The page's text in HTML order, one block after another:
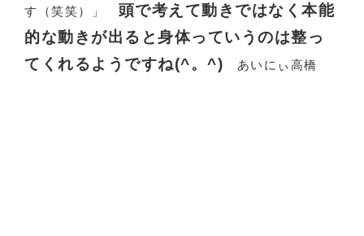
す（笑笑）」 頭で考えて動きではなく本能
的な動きが出ると身体っていうのは整っ
てくれるようですね(^。^) あいにぃ高橋